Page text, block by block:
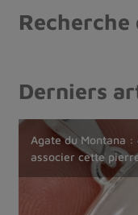
Recherche
Derniers
Comprendre les
traditions et
Comment reconnaître un mala tibétain authentique ?
Agate du Montana
associer cette